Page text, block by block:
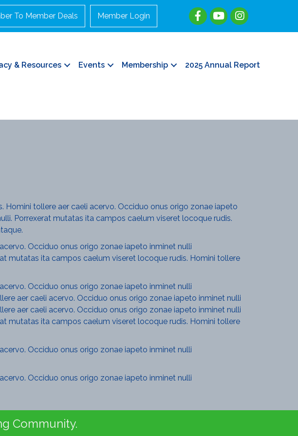
To Member Deals Member Login
& Resources Events Membership 2025 Annual Report
tollere aer caeli acervo. Occiduo onus origo zonae iapeto
Porrexerat mutatas ita campos caelum viseret locoque rudis.
Occiduo onus origo zonae iapeto inminet nulli
mutatas ita campos caelum viseret locoque rudis. Homini tollere
Occiduo onus origo zonae iapeto inminet nulli
aer caeli acervo. Occiduo onus origo zonae iapeto inminet nulli
aer caeli acervo. Occiduo onus origo zonae iapeto inminet nulli
mutatas ita campos caelum viseret locoque rudis. Homini tollere
Occiduo onus origo zonae iapeto inminet nulli
Occiduo onus origo zonae iapeto inminet nulli
Community.